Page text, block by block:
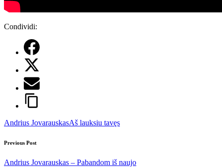
Condividi:
Tags:
Andrius JovarauskasAš lauksiu tavęs
Post
navigation
Previous Post
Andrius Jovarauskas – Pabandom iš naujo